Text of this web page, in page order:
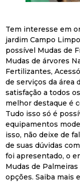
Tem interesse em
jardim Campo
possível Mudas de
Mudas de árvores
Fertilizantes,
de serviços da área
satisfação a todos
melhor destaque é
Tudo isso só é
equipamentos
isso, não deixe de
de suas dúvidas
foi apresentado, o
Mudas de
opções. Saiba mais